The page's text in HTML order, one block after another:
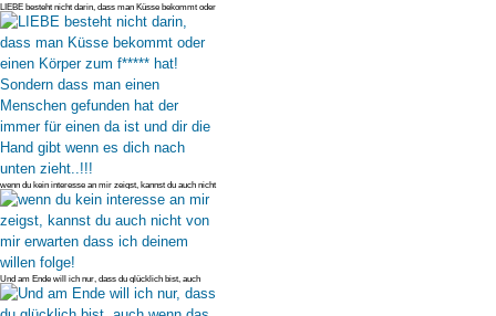
LIEBE besteht nicht darin, dass man Küsse bekommt oder
einen Körper zum
wenn du kein interesse an mir zeigst, kannst du auch nicht
von mir erwar
Und am Ende will ich nur, dass du glücklich bist, auch
wenn das bedeutet